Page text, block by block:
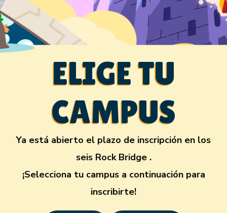
ELIGE TU
CAMPUS
Ya está abierto el plazo de inscripción en los
seis Rock Bridge .
¡Selecciona tu campus a continuación para
inscribirte!